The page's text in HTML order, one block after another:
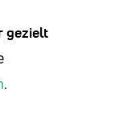
gezielt
.